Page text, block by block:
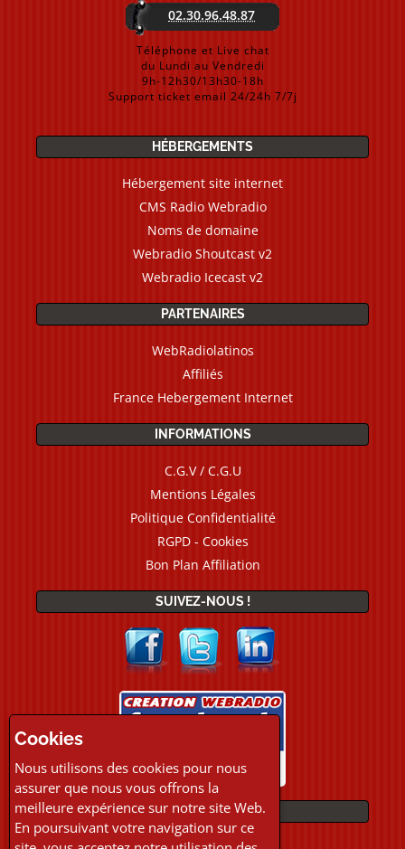
02.30.96.48.87
Téléphone et Live chat
du Lundi au Vendredi
9h-12h30/13h30-18h
Support ticket email 24/24h 7/7j
HÉBERGEMENTS
Hébergement site internet
CMS Radio Webradio
Noms de domaine
Webradio Shoutcast v2
Webradio Icecast v2
PARTENAIRES
WebRadiolatinos
Affiliés
France Hebergement Internet
INFORMATIONS
C.G.V / C.G.U
Mentions Légales
Politique Confidentialité
RGPD - Cookies
Bon Plan Affiliation
SUIVEZ-NOUS !
PAIEMENTS
Cookies
Nous utilisons des cookies pour nous
assurer que nous vous offrons la
meilleure expérience sur notre site Web.
En poursuivant votre navigation sur ce